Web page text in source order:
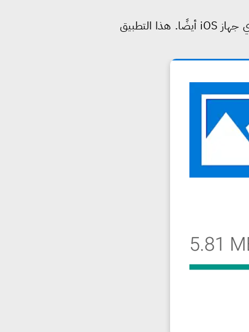
على هاتفك الاندرويد، كما تستطيع تحميله على أي جهاز iOS أيضًا. هذا التطبيق